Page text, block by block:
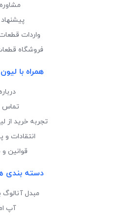
واردات
فروشگاه
همراه با
تماس
تجربه خرید از
انتقادات و
قوانین
دسته بندی
مبدل آنالوگ
آپ